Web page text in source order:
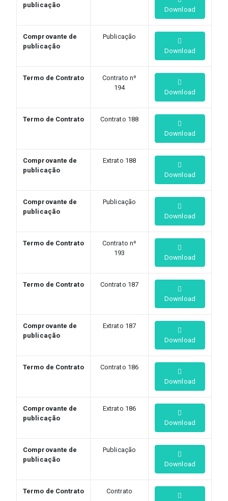
publicação
Download
Comprovante de
publicação
Publicação
Download
Termo de Contrato
Contrato nº
194
Download
Termo de Contrato
Contrato 188
Download
Comprovante de
publicação
Extrato 188
Download
Comprovante de
publicação
Publicação
Download
Termo de Contrato
Contrato nº
193
Download
Termo de Contrato
Contrato 187
Download
Comprovante de
publicação
Extrato 187
Download
Termo de Contrato
Contrato 186
Download
Comprovante de
publicação
Extrato 186
Download
Comprovante de
publicação
Publicação
Download
Termo de Contrato Contrato